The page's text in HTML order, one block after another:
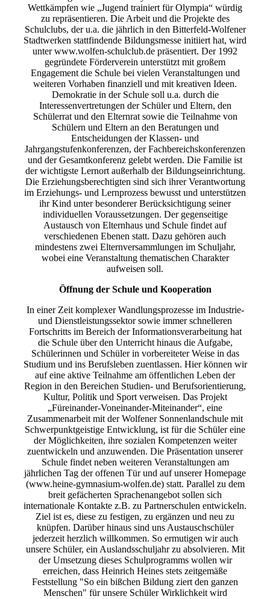
Wettkämpfen wie „Jugend trainiert für Olympia“ würdig
zu repräsentieren. Die Arbeit und die Projekte des
Schulclubs, der u.a. die jährlich in den Bitterfeld-Wolfener
Stadtwerken stattfindende Bildungsmesse initiiert hat, wird
unter www.wolfen-schulclub.de präsentiert. Der 1992
gegründete Förderverein unterstützt mit großem
Engagement die Schule bei vielen Veranstaltungen und
weiteren Vorhaben finanziell und mit kreativen Ideen.
Demokratie in der Schule soll u.a. durch die
Interessenvertretungen der Schüler und Eltern, den
Schülerrat und den Elternrat sowie die Teilnahme von
Schülern und Eltern an den Beratungen und
Entscheidungen der Klassen- und
Jahrgangstufenkonferenzen, der Fachbereichskonferenzen
und der Gesamtkonferenz gelebt werden. Die Familie ist
der wichtigste Lernort außerhalb der Bildungseinrichtung.
Die Erziehungsberechtigten sind sich ihrer Verantwortung
im Erziehungs- und Lernprozess bewusst und unterstützen
ihr Kind unter besonderer Berücksichtigung seiner
individuellen Voraussetzungen. Der gegenseitige
Austausch von Elternhaus und Schule findet auf
verschiedenen Ebenen statt. Dazu gehören auch
mindestens zwei Elternversammlungen im Schuljahr,
wobei eine Veranstaltung thematischen Charakter
aufweisen soll.
Öffnung der Schule und Kooperation
In einer Zeit komplexer Wandlungsprozesse im Industrie-
und Dienstleistungssektor sowie immer schnelleren
Fortschritts im Bereich der Informationsverarbeitung hat
die Schule über den Unterricht hinaus die Aufgabe,
Schülerinnen und Schüler in vorbereiteter Weise in das
Studium und ins Berufsleben zuentlassen. Hier können wir
auf eine aktive Teilnahme am öffentlichen Leben der
Region in den Bereichen Studien- und Berufsorientierung,
Kultur, Politik und Sport verweisen. Das Projekt
„Füreinander-Voneinander-Miteinander“, eine
Zusammenarbeit mit der Wolfener Sonnenlandschule mit
Schwerpunktgeistige Entwicklung, ist für die Schüler eine
der Möglichkeiten, ihre sozialen Kompetenzen weiter
zuentwickeln und anzuwenden. Die Präsentation unserer
Schule findet neben weiteren Veranstaltungen am
jährlichen Tag der offenen Tür und auf unserer Homepage
(www.heine-gymnasium-wolfen.de) statt. Parallel zu dem
breit gefächerten Sprachenangebot sollen sich
internationale Kontakte z.B. zu Partnerschulen entwickeln.
Ziel ist es, diese zu festigen, zu ergänzen und neu zu
knüpfen. Darüber hinaus sind uns Austauschschüler
jederzeit herzlich willkommen. So ermutigen wir auch
unsere Schüler, ein Auslandsschuljahr zu absolvieren. Mit
der Umsetzung dieses Schulprogramms wollen wir
erreichen, dass Heinrich Heines stets zeitgemäße
Feststellung "So ein bißchen Bildung ziert den ganzen
Menschen" für unsere Schüler Wirklichkeit wird